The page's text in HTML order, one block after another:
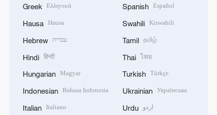
Greek Ελληνικά
Hausa Hausa
Hebrew עברית
Hindi हिन्दी
Hungarian Magyar
Indonesian Bahasa Indonesia
Italian Italiano
Spanish Español
Swahili Kiswahili
Tamil தமிழ்
Thai ไทย
Turkish Türkçe
Ukrainian Українська
Urdu اردو